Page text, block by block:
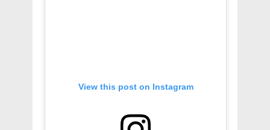
View this post on Instagram